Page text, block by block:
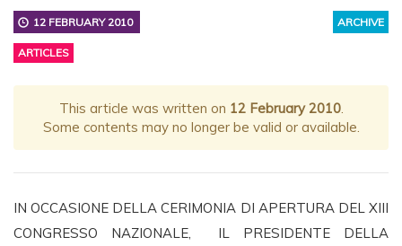
ARCHIVE
12 FEBRUARY 2010
ARTICLES
This article was written on 12 February 2010.
Some contents may no longer be valid or available.
IN OCCASIONE DELLA CERIMONIA DI APERTURA DEL XIII
CONGRESSO NAZIONALE, IL PRESIDENTE DELLA